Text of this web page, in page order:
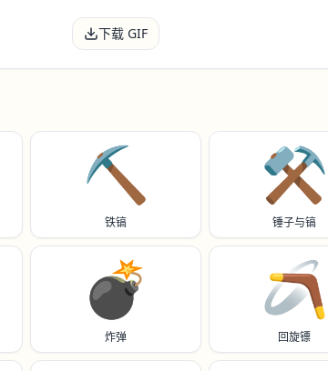
下载 GIF
⛏️
铁镐
⚒️
锤子与镐
💣️
炸弹
🪃
回旋镖